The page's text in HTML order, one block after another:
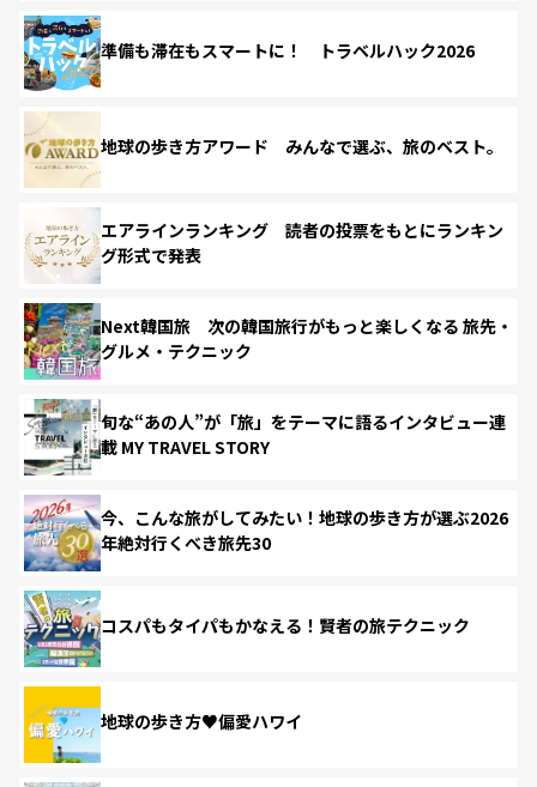
準備も滞在もスマートに！ トラベルハック2026
地球の歩き方アワード みんなで選ぶ、旅のベスト。
エアラインランキング 読者の投票をもとにランキン
グ形式で発表
Next韓国旅 次の韓国旅行がもっと楽しくなる 旅先・
グルメ・テクニック
旬な“あの人”が「旅」をテーマに語るインタビュー連
載 MY TRAVEL STORY
今、こんな旅がしてみたい！地球の歩き方が選ぶ2026
年絶対行くべき旅先30
コスパもタイパもかなえる！賢者の旅テクニック
地球の歩き方♥偏愛ハワイ